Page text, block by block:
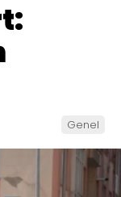
Genel